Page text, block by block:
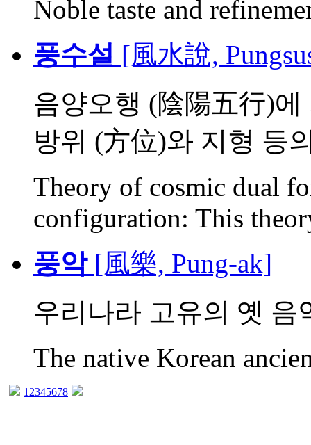
Noble taste and
풍수설 [風水說,
음양오행 (陰陽五行)
방위 (方位)와 지형 등
Theory of cosmic dual
configuration: This
풍악[風樂, Pung-ak]
우리나라 고유의 옛 음
The native Korean
1 2345678